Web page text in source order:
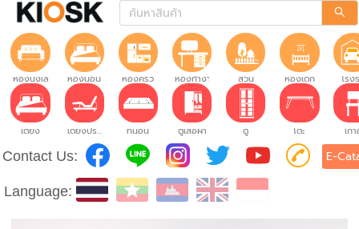
ห้องนั่งเล่น ห้องนอน ห้องครัว ห้องทำงาน สวน ห้องเด็ก โรง
เตียง เตียงปรับระดับ ที่นอน ตู้เสื้อผ้า ตู้ โต๊ะ เก้
Contact Us: E-
Language: